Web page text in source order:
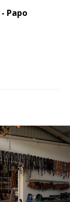
Papo